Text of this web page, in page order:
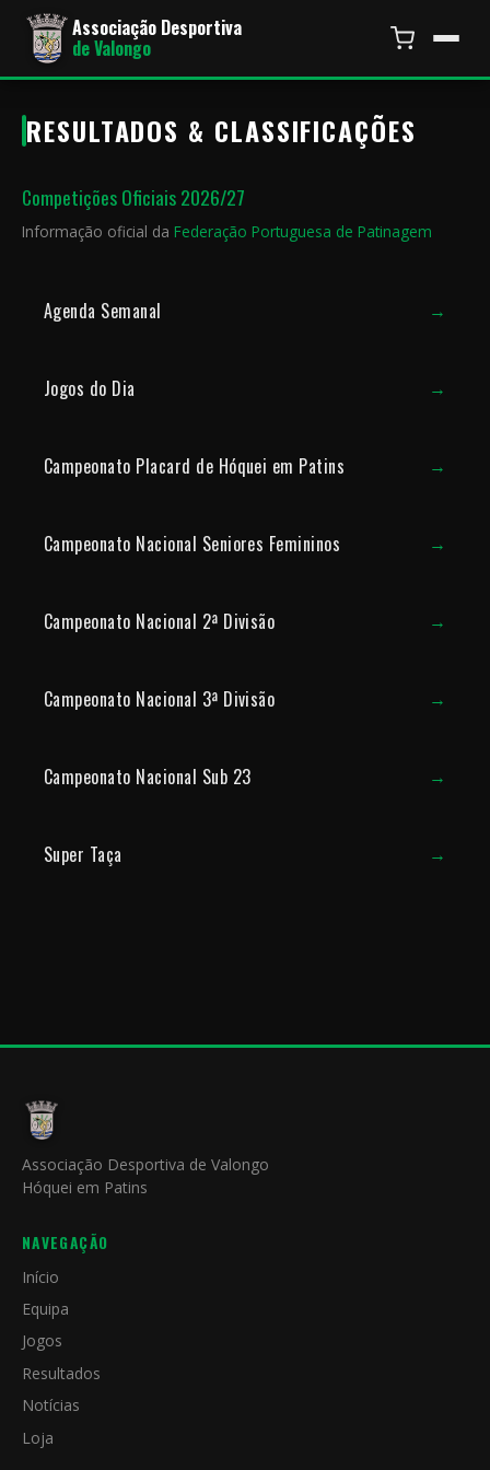
Associação Desportiva
de Valongo
RESULTADOS & CLASSIFICAÇÕES
Competições Oficiais 2026/27
Informação oficial da Federação Portuguesa de Patinagem
Agenda Semanal →
Jogos do Dia →
Campeonato Placard de Hóquei em Patins →
Campeonato Nacional Seniores Femininos →
Campeonato Nacional 2ª Divisão →
Campeonato Nacional 3ª Divisão →
Campeonato Nacional Sub 23 →
Super Taça →
Associação Desportiva de Valongo
Hóquei em Patins
NAVEGAÇÃO
Início
Equipa
Jogos
Resultados
Notícias
Loja